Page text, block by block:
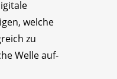
welche
zu
Welle auf­